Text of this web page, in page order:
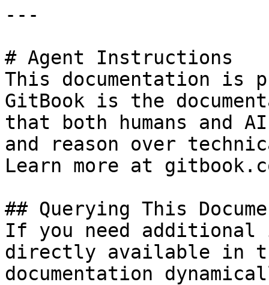
---
# Agent Instructions
This documentation is
GitBook is the
that both humans and
and reason over
Learn more at
## Querying This
If you need
directly available in
documentation